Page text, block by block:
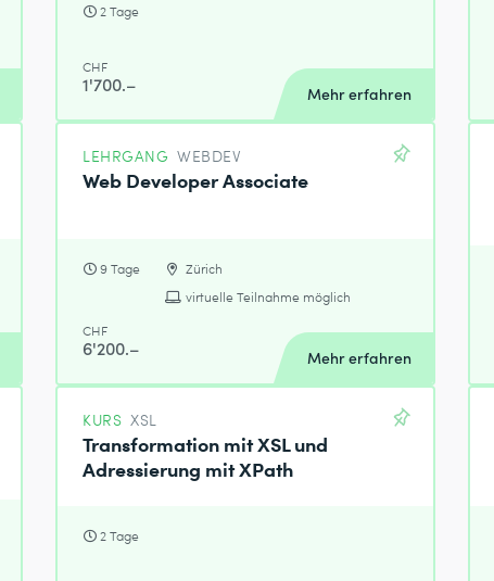
2 Tage
CHF
1'700.– Mehr erfahren
LEHRGANG WEBDEV
Web Developer Associate
9 Tage
Zürich
virtuelle Teilnahme möglich
CHF
6'200.– Mehr erfahren
KURS XSL
Transformation mit XSL und
Adressierung mit XPath
2 Tage